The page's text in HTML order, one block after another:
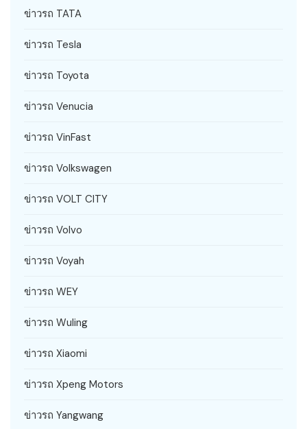
ข่าวรถ TATA
ข่าวรถ Tesla
ข่าวรถ Toyota
ข่าวรถ Venucia
ข่าวรถ VinFast
ข่าวรถ Volkswagen
ข่าวรถ VOLT CITY
ข่าวรถ Volvo
ข่าวรถ Voyah
ข่าวรถ WEY
ข่าวรถ Wuling
ข่าวรถ Xiaomi
ข่าวรถ Xpeng Motors
ข่าวรถ Yangwang